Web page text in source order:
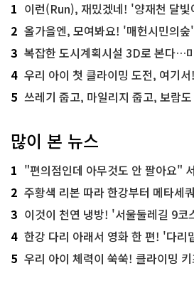
1 이런(Run), 재밌겠네! '양재천 달빛야행
2 올가을엔, 모여봐요! '매헌시민의
3 복잡한 도시계획시설 3D로 본다…
4 우리 아이 첫 클라이밍 도전, 여기서! 서울형
5 쓰레기 줍고, 마일리지 줍고, 보람도 줍고
많이 본 뉴스
1 "편의점인데 아무것도 안 팔아요" 서울에서
2 주황색 리본 따라 한강부터 메타세쿼이아
3 이것이 천연 냉방! '서울둘레길 9코
4 한강 다리 아래서 영화 한 편! '다리
5 우리 아이 체력이 쑥쑥! 클라이밍